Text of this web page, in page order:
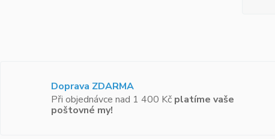
Doprava ZDARMA
Při objednávce nad 1 400 Kč platíme vaše
poštovné my!